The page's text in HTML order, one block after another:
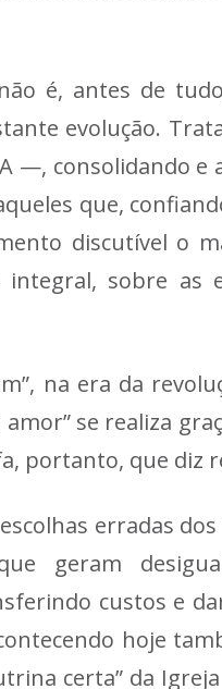
é, antes de
evolução.
—, consolidando
que,
discutível o
sobre as
na era da
se realiza
portanto, que diz
erradas
geram
custos e
hoje
certa” da